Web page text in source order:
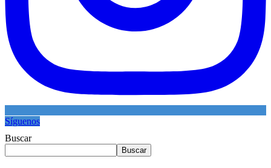
Síguenos
Buscar
Buscar